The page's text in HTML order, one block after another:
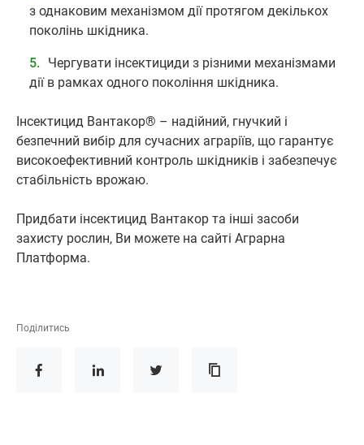
Поділитись
з однаковим механізмом дії протягом декількох
поколінь шкідника.
Чергувати інсектициди з різними механізмами
дії в рамках одного покоління шкідника.
Інсектицид Вантакор® – надійний, гнучкий і
безпечний вибір для сучасних аграріїв, що гарантує
високоефективний контроль шкідників і забезпечує
стабільність врожаю.
Придбати інсектицид Вантакор та інші засоби
захисту рослин, Ви можете на сайті Аграрна
Платформа.